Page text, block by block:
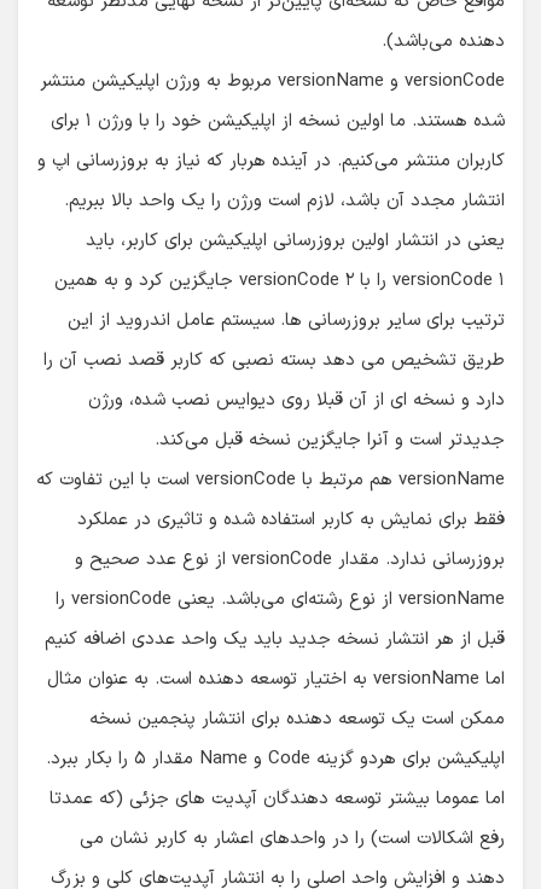
versionCode و versionName مربوط به ورژن اپلیکیشن منتشر
کاربران منتشر می‌کنیم. در آینده هربار که نیاز به بروزرسانی اپ و
انتشار مجدد آن باشد، لازم است ورژن را یک واحد بالا ببریم.
یعنی در انتشار اولین بروزرسانی اپلیکیشن برای کاربر، باید
versionCode ۱ را با versionCode ۲ جایگزین کرد و به همین
ترتیب برای سایر بروزرسانی ها. سیستم عامل اندروید از این
طریق تشخیص می دهد بسته نصبی که کاربر قصد نصب آن را
دارد و نسخه ای از آن قبلا روی دیوایس نصب شده، ورژن
جدیدتر است و آنرا جایگزین نسخه قبل می‌کند.
versionName هم مرتبط با versionCode است با این تفاوت که
فقط برای نمایش به کاربر استفاده شده و تاثیری در عملکرد
بروزرسانی ندارد. مقدار versionCode از نوع عدد صحیح و
قبل از هر انتشار نسخه جدید باید یک واحد عددی اضافه کنیم
اما versionName به اختیار توسعه دهنده است. به عنوان مثال
ممکن است یک توسعه دهنده برای انتشار پنجمین نسخه
اپلیکیشن برای هردو گزینه Code و Name مقدار ۵ را بکار ببرد.
اما عموما بیشتر توسعه دهندگان آپدیت های جزئی (که عمدتا
رفع اشکالات است) را در واحدهای اعشار به کاربر نشان می
دهند و افزایش واحد اصلی را به انتشار آپدیت‌های کلی و بزرگ
اختصاص می‌دهند.